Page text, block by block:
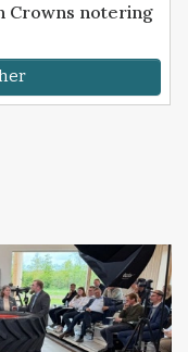
Crowns notering